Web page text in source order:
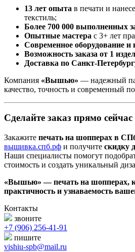
13 лет опыта в печати и
текстиль;
Более 700 000 выполненных
Опытные мастера с 3+ лет
Современное оборудование и
Возможность заказа от 1
Доставка по Санкт-
Компания «Вышью» — надежный
качество, точность и современный
Сделайте заказ прямо сейчас
Закажите печать на шопперах в
вышивка.спб.рф и получите скидку
Наши специалисты помогут
стоимость и создать уникальный
«Вышью» — печать на шопперах,
практичность и узнаваемость
Контакты
звоните
+7 (906) 256-41-91
пишите
vishiu-spb@mail.ru